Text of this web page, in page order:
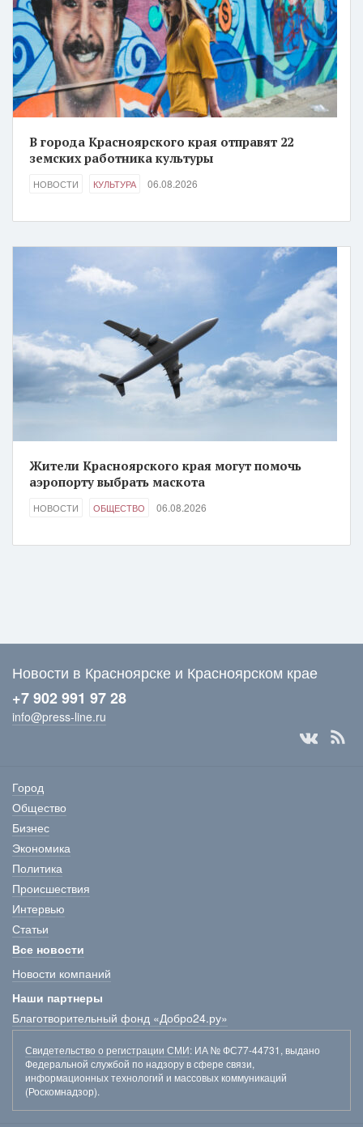
В города Красноярского края отправят 22
земских работника культуры
НОВОСТИ КУЛЬТУРА 06.08.2026
Жители Красноярского края могут помочь
аэропорту выбрать маскота
НОВОСТИ ОБЩЕСТВО 06.08.2026
Новости в Красноярске и Красноярском крае
+7 902 991 97 28
info@press-line.ru
Город
Общество
Бизнес
Экономика
Политика
Происшествия
Интервью
Статьи
Все новости
Новости компаний
Наши партнеры
Благотворительный фонд «Добро24.ру»
Свидетельство о регистрации СМИ: ИА № ФС77-44731, выдано
Федеральной службой по надзору в сфере связи,
информационных технологий и массовых коммуникаций
(Роскомнадзор).